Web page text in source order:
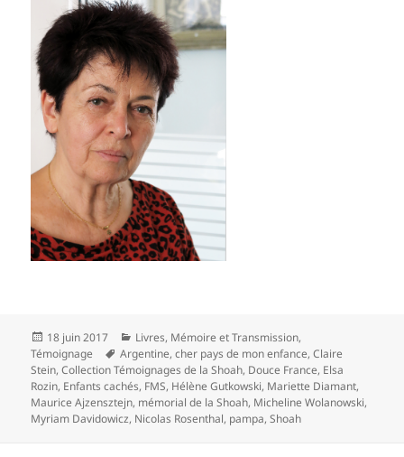
Publié
le
18 juin 2017 Catégories
Livres, Mémoire et Transmission,
Témoignage
Mots-
clés
Argentine,cher pays de mon enfance,Claire
Stein,Collection Témoignages de la Shoah, Douce France, Elsa
Rozin, Enfants cachés, FMS, Hélène Gutkowski, Mariette Diamant,
Maurice Ajzensztejn, mémorial de la Shoah, Micheline Wolanowski,
Myriam Davidowicz, Nicolas Rosenthal, pampa,Shoah